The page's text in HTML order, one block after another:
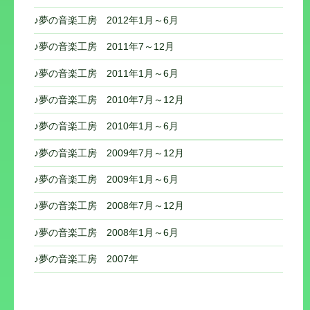
♪夢の音楽工房 2012年1月～6月
♪夢の音楽工房 2011年7～12月
♪夢の音楽工房 2011年1月～6月
♪夢の音楽工房 2010年7月～12月
♪夢の音楽工房 2010年1月～6月
♪夢の音楽工房 2009年7月～12月
♪夢の音楽工房 2009年1月～6月
♪夢の音楽工房 2008年7月～12月
♪夢の音楽工房 2008年1月～6月
♪夢の音楽工房 2007年